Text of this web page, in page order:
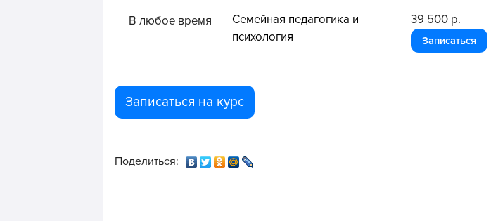
В любое время
Семейная педагогика и
психология
39 500 р.
Записаться
Записаться на курс
Поделиться: